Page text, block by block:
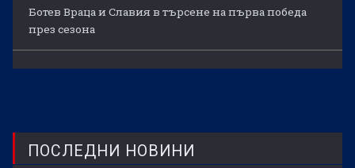
Ботев Враца и Славия в търсене на първа победа
през сезона
ПОСЛЕДНИ НОВИНИ